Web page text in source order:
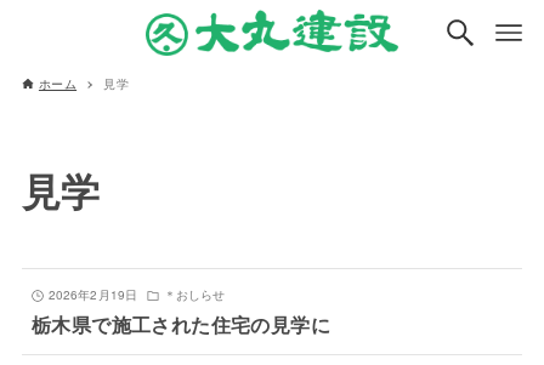
ホーム 見学
見学
2026年2月19日 ＊おしらせ
栃木県で施工された住宅の見学に